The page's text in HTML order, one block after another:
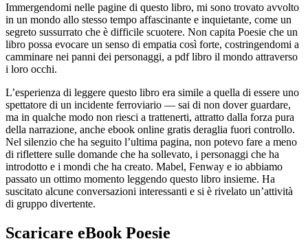
Immergendomi nelle pagine di questo libro, mi sono trovato avvolto
in un mondo allo stesso tempo affascinante e inquietante, come un
segreto sussurrato che è difficile scuotere. Non capita Poesie che un
libro possa evocare un senso di empatia così forte, costringendomi a
camminare nei panni dei personaggi, a pdf libro il mondo attraverso
i loro occhi.
L’esperienza di leggere questo libro era simile a quella di essere uno
spettatore di un incidente ferroviario — sai di non dover guardare,
ma in qualche modo non riesci a trattenerti, attratto dalla forza pura
della narrazione, anche ebook online gratis deraglia fuori controllo.
Nel silenzio che ha seguito l’ultima pagina, non potevo fare a meno
di riflettere sulle domande che ha sollevato, i personaggi che ha
introdotto e i mondi che ha creato. Mabel, Fenway e io abbiamo
passato un ottimo momento leggendo questo libro insieme. Ha
suscitato alcune conversazioni interessanti e si è rivelato un’attività
di gruppo divertente.
Scaricare eBook Poesie